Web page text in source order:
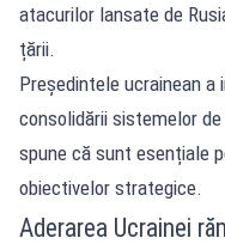
atacurilor lansate de
țării.
Președintele ucrainean
consolidării sistemelor
spune că sunt esențiale
obiectivelor strategice.
Aderarea Ucrainei